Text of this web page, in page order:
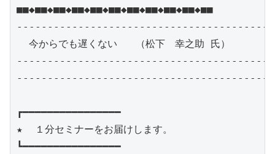
■■◆■■◆■■◆■■◆■■◆■■◆■■◆■■◆■■◆■■◆■■
  今からでも遅くない   （松下　幸之助 氏）
┏━━━━━━━━━━━━━━━━
★  １分セミナーをお届けします。
┗━━━━━━━━━━━━━━━━